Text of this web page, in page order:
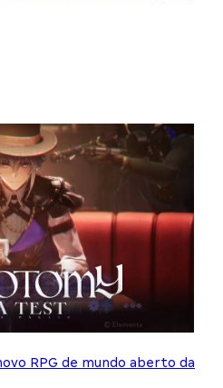
RPG de mundo aberto da